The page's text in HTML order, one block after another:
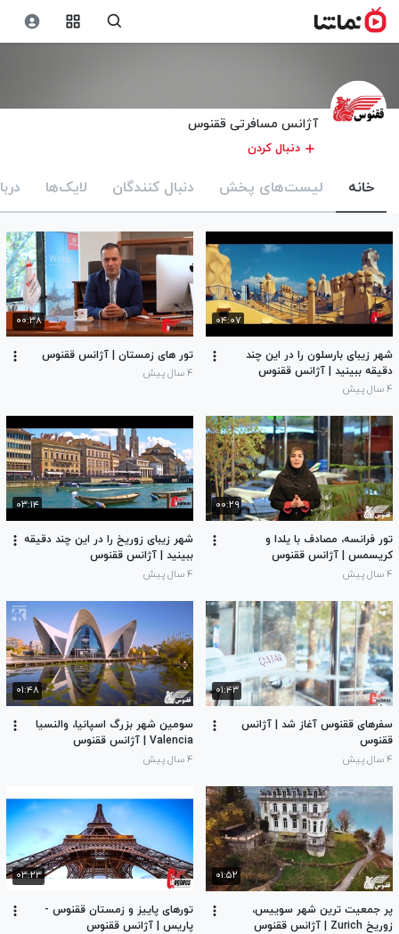
آژانس مسافرتی ققنوس
دنبال کردن
خانه لیست‌های پخش دنبال کنندگان لایک‌ها
۰۴:۰۷
شهر زیبای بارسلون را در این چند
دقیقه ببینید | آژانس ققنوس
۴ سال پیش
۰۰:۳۸
تور های زمستان |‌ آژانس ققنوس
۴ سال پیش
۰۰:۲۹
تور فرانسه، مصادف با یلدا و
کریسمس | آژانس ققنوس
۴ سال پیش
۰۳:۱۴
شهر زیبای زوریخ را در این چند دقیقه
ببینید | آژانس ققنوس
۴ سال پیش
۰۱:۴۳
سفرهای ققنوس آغاز شد | آژانس
ققنوس
۴ سال پیش
۰۱:۴۸
سومین شهر بزرگ اسپانیا، والنسیا
Valencia | آژانس ققنوس
۴ سال پیش
۰۱:۵۲
پر جمعیت ترین شهر سوییس،
زوریخ Zurich | آژانس ققنوس
۰۳:۲۳
تورهای پاییز و زمستان ققنوس -
پاریس | آژانس ققنوس